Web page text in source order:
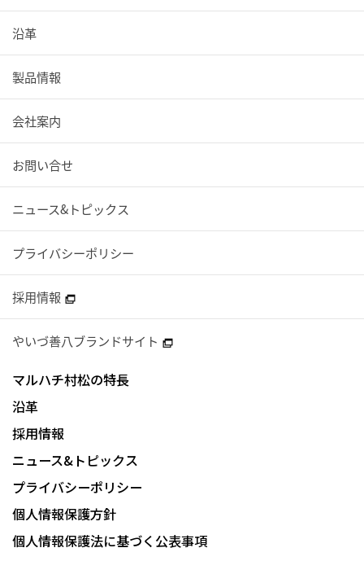
沿革
製品情報
会社案内
お問い合せ
ニュース&トピックス
プライバシーポリシー
採用情報
やいづ善八ブランドサイト
マルハチ村松の特長
沿革
採用情報
ニュース&トピックス
プライバシーポリシー
個人情報保護方針
個人情報保護法に基づく公表事項